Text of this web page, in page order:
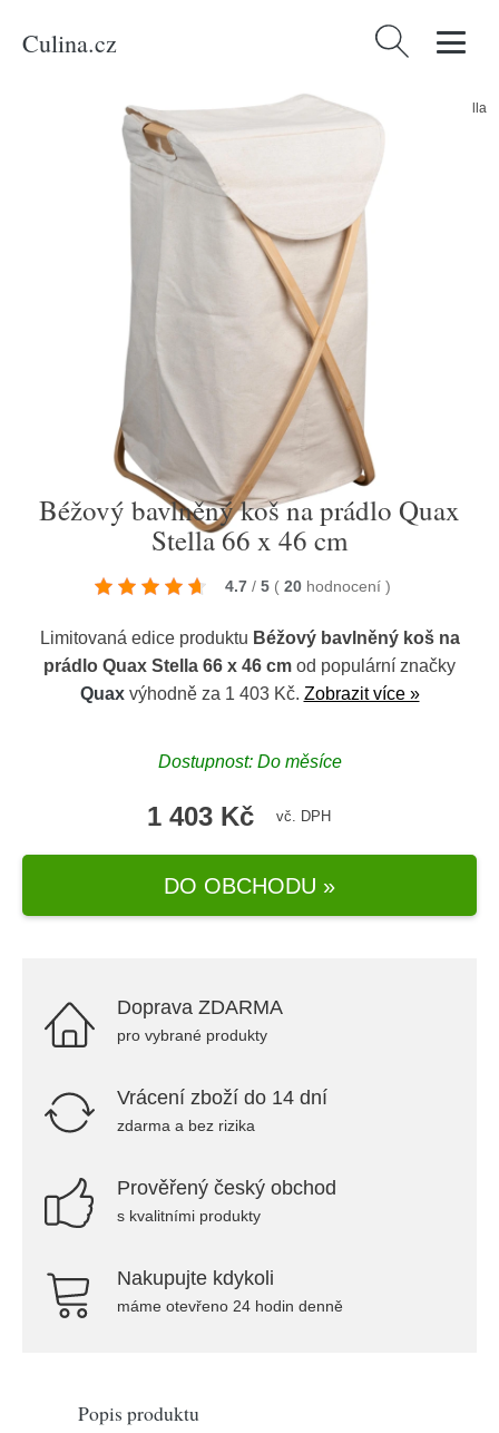
Culina.cz Vyhledávání
Produkty/Kategorie/Béžový bavlněný koš na prádlo Quax Stella
Béžový bavlněný koš na prádlo Quax
Stella 66 x 46 cm
4.7 / 5 ( 20 hodnocení )
Limitovaná edice produktu Béžový bavlněný koš na
prádlo Quax Stella 66 x 46 cm od populární značky
Quaxvýhodně za 1 403 Kč. Zobrazit více »
Dostupnost: Do měsíce
1 403 Kč vč. DPH
DO OBCHODU »
Doprava ZDARMA
pro vybrané produkty
Vrácení zboží do 14 dní
zdarma a bez rizika
Prověřený český obchod
s kvalitními produkty
Nakupujte kdykoli
máme otevřeno 24 hodin denně
Popis produktu